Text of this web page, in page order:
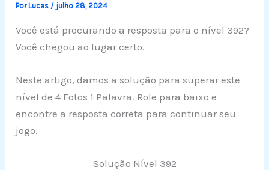
PorLucas / julho 28, 2024
Você está procurando a resposta para o nível 392?
Você chegou ao lugar certo.
Neste artigo, damos a solução para superar este
nível de 4 Fotos 1 Palavra. Role para baixo e
encontre a resposta correta para continuar seu
jogo.
Solução Nível 392